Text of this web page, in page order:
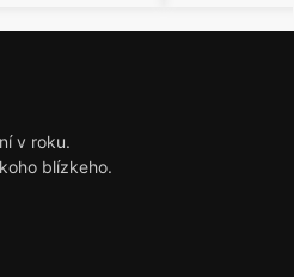
v roku.
blízkeho.